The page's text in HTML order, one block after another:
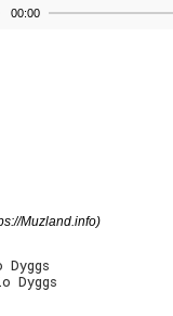
00:00
Muzland.info)
Dyggs